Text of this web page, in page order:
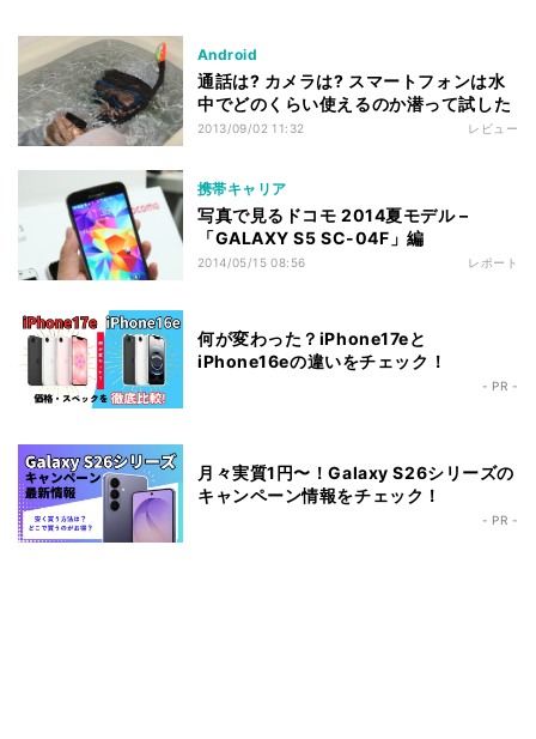
Android
通話は? カメラは? スマートフォンは水
中でどのくらい使えるのか潜って試した
2013/09/02 11:32 レビュー
携帯キャリア
写真で見るドコモ 2014夏モデル –
「GALAXY S5 SC-04F」編
2014/05/15 08:56 レポート
何が変わった？iPhone17eと
iPhone16eの違いをチェック！
- PR -
月々実質1円〜！Galaxy S26シリーズの
キャンペーン情報をチェック！
- PR -